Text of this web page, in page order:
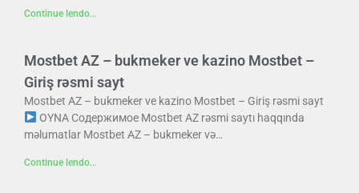
Continue lendo...
Mostbet AZ – bukmeker ve kazino Mostbet –
Giriş rəsmi sayt
Mostbet AZ – bukmeker ve kazino Mostbet – Giriş rəsmi sayt
OYNA Содержимое Mostbet AZ rəsmi saytı haqqında
məlumatlar Mostbet AZ – bukmeker və…
Continue lendo...